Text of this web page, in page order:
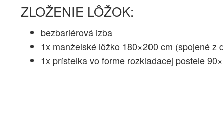
ZLOŽENIE LÔŽOK:
bezbariérová izba
1x manželské lôžko 180×200 cm (spojené z
1x prístelka vo forme rozkladacej postele